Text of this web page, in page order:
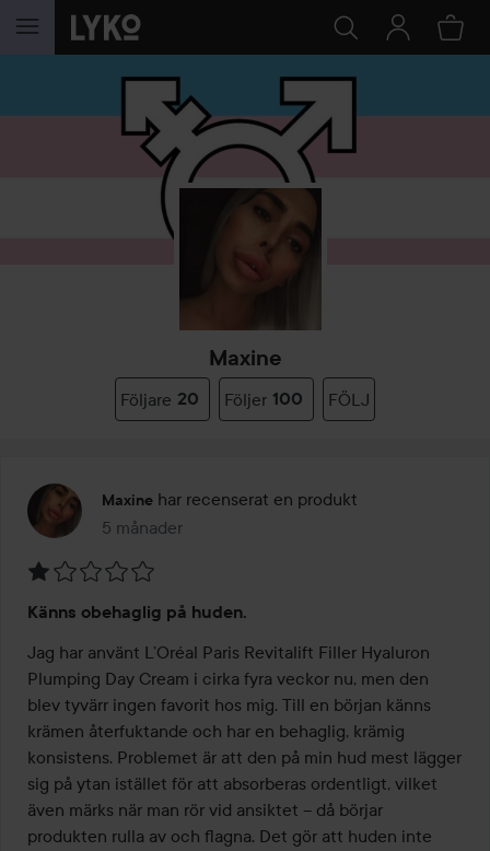
HOPPA TILL INNEHÅLLET
Maxine
Följare 20 Följer 100 FÖLJ
Maxine har recenserat en produkt
5 månader
Inlägget skapades 5 månader
1
av
5
Känns obehaglig på huden.
Jag har använt L’Oréal Paris Revitalift Filler Hyaluron
Plumping Day Cream i cirka fyra veckor nu, men den
blev tyvärr ingen favorit hos mig. Till en början känns
krämen återfuktande och har en behaglig, krämig
konsistens. Problemet är att den på min hud mest lägger
sig på ytan istället för att absorberas ordentligt, vilket
även märks när man rör vid ansiktet – då börjar
produkten rulla av och flagna. Det gör att huden inte